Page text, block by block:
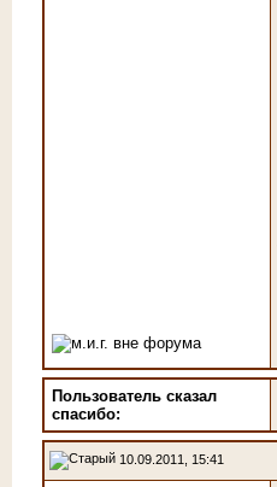
Пользователь сказал
cпасибо:
10.09.2011, 15:41